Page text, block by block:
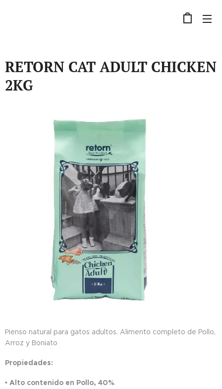
RETORN CAT ADULT CHICKEN
2KG
Pienso natural para gatos adultos. Alimento completo de Pollo,
Arroz y Boniato
Propiedades:
• Alto contenido en Pollo, 40%.